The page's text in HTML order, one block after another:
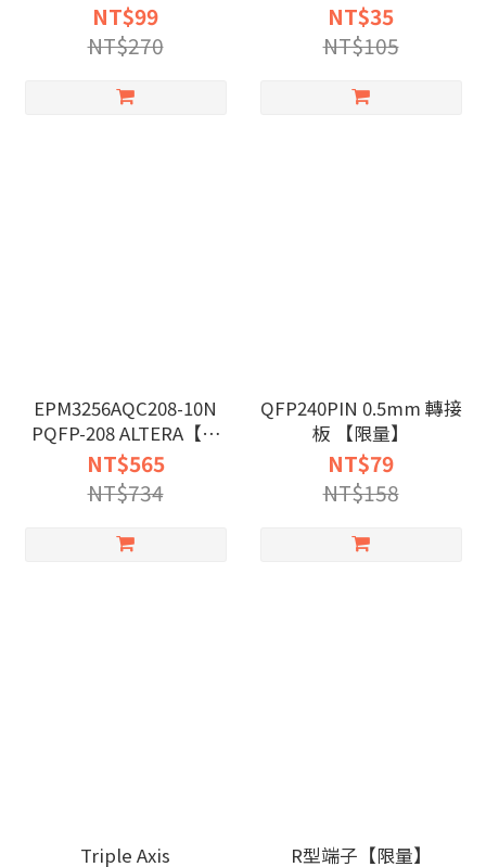
NT$99
NT$270
NT$35
NT$105
EPM3256AQC208-10N
PQFP-208 ALTERA【限
量】
NT$565
NT$734
QFP240PIN 0.5mm 轉接
板 【限量】
NT$79
NT$158
Triple Axis R型端子【限量】